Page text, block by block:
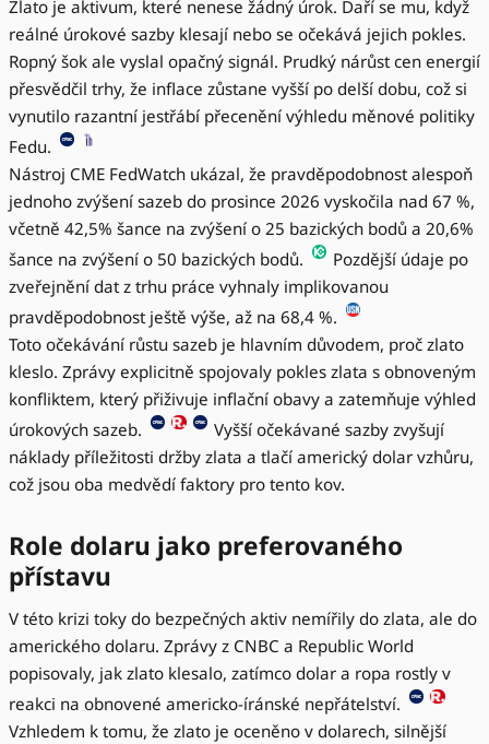
Zlato je aktivum, které nenese žádný úrok. Daří se mu, když
reálné úrokové sazby klesají nebo se očekává jejich pokles.
Ropný šok ale vyslal opačný signál. Prudký nárůst cen energií
přesvědčil trhy, že inflace zůstane vyšší po delší dobu, což si
vynutilo razantní jestřábí přecenění výhledu měnové politiky
Fedu.
Nástroj CME FedWatch ukázal, že pravděpodobnost alespoň
jednoho zvýšení sazeb do prosince 2026 vyskočila nad 67 %,
včetně 42,5% šance na zvýšení o 25 bazických bodů a 20,6%
šance na zvýšení o 50 bazických bodů.
Pozdější údaje po
zveřejnění dat z trhu práce vyhnaly implikovanou
pravděpodobnost ještě výše, až na 68,4 %.
Toto očekávání růstu sazeb je hlavním důvodem, proč zlato
kleslo. Zprávy explicitně spojovaly pokles zlata s obnoveným
konfliktem, který přiživuje inflační obavy a zatemňuje výhled
úrokových sazeb.
Vyšší očekávané sazby zvyšují
náklady příležitosti držby zlata a tlačí americký dolar vzhůru,
což jsou oba medvědí faktory pro tento kov.
Role dolaru jako preferovaného
přístavu
V této krizi toky do bezpečných aktiv nemířily do zlata, ale do
amerického dolaru. Zprávy z CNBC a Republic World
popisovaly, jak zlato klesalo, zatímco dolar a ropa rostly v
reakci na obnovené americko-íránské nepřátelství.
Vzhledem k tomu, že zlato je oceněno v dolarech, silnější